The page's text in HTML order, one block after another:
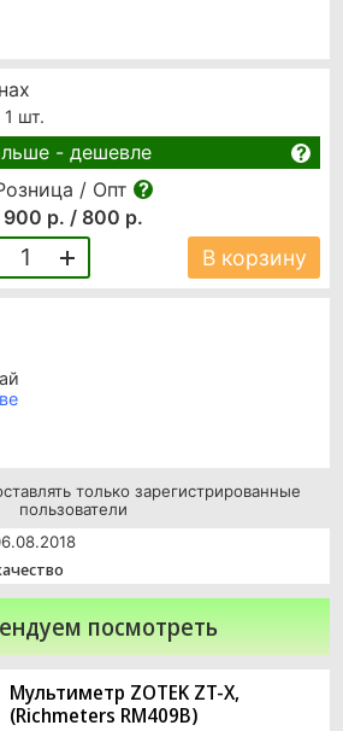
шт.
- дешевле
/ Опт
900 р. / 800 р.
1 В корзину
только зарегистрированные
пользователи
посмотреть
Мультиметр ZOTEK ZT-X,
(Richmeters RM409B)